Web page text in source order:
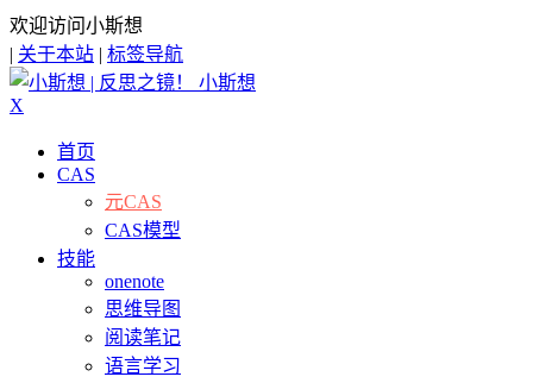
欢迎访问小斯想
| 关于本站 | 标签导航
小斯想
X
首页
CAS
元CAS
CAS模型
技能
onenote
思维导图
阅读笔记
语言学习